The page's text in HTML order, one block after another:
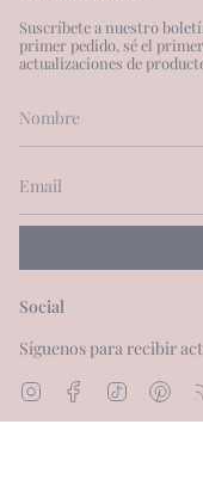
Suscríbete a nuestro
primer pedido, sé el
actualizaciones de
Social
Síguenos para recibir
InstagramFacebook
TikTok